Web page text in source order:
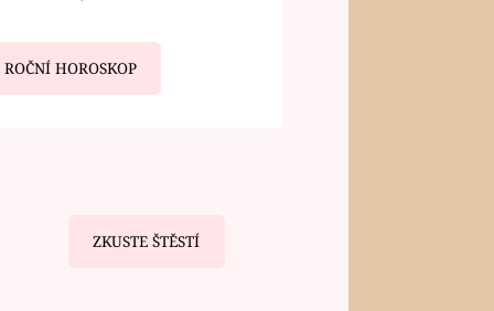
ROČNÍ HOROSKOP
ZKUSTE ŠTĚSTÍ